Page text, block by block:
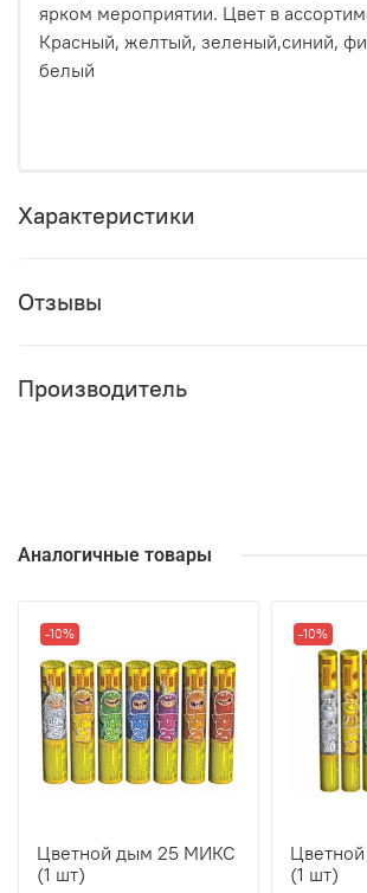
ярком мероприятии. Цвет в
Красный, желтый, зеленый,синий,
белый
Характеристики
Отзывы
Производитель
Аналогичные товары
-10%
Цветной дым 25 МИКС
(1 шт)
-10%
(1 шт)